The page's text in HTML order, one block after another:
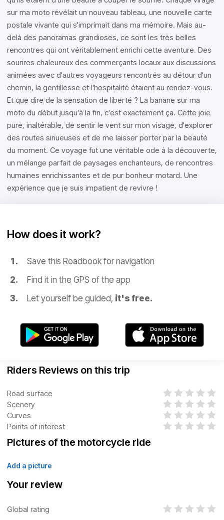
sur ma moto révélait un nouveau tableau, une nouvelle carte
postale vivante qui s'imprimait dans ma mémoire. Mais au-
delà des panoramas grandioses, ce sont les très belles
rencontres qui ont véritablement enrichi cette aventure. Des
sourires chaleureux des commerçants locaux aux discussions
animées avec d'autres voyageurs rencontrés au détour d'un
chemin, la gentillesse et l'hospitalité étaient au rendez-vous.
Et que dire de la sensation de liberté ? La banane sur ma
moto du début jusqu'à la fin, c'est exactement ça. Cette joie
pure, inaltérable, de sentir le vent sur mon visage, d'explorer
des routes sinueuses et de me laisser porter par la beauté
du moment. Ce voyage fut une véritable ode à la découverte,
un mélange parfait de paysages enchanteurs, de rencontres
humaines enrichissantes et de pur bonheur motard. Une
expérience que je suis impatient de revivre !
How does it work?
Save this Roadbook for navigation
Find it in the GPS of the app
Let yourself be guided, it's free.
Riders Reviews on this trip
Road surface
Scenery
Curves
Points of interest
Pictures of the motorcycle ride
Add a picture
Your review
Global rating